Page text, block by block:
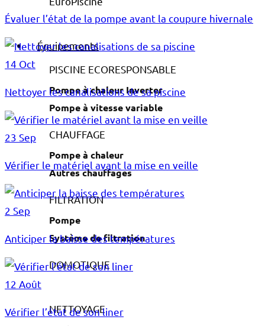
Équipements
PISCINE ECORESPONSABLE
Pompe à chaleur Inverter
Pompe à vitesse variable
CHAUFFAGE
Pompe à chaleur
Autres chauffages
FILTRATION
Pompe
Système de filtration
DOMOTIQUE
NETTOYAGE
Évaluer l’état de la pompe avant la coupure hivernale
14 Oct
Nettoyer les canalisations de sa piscine
23 Sep
Vérifier le matériel avant la mise en veille
2 Sep
Anticiper la baisse des températures
12 Août
Vérifier l’état de son liner